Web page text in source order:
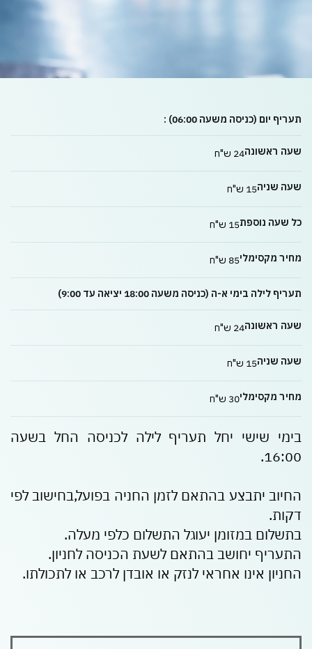
תעריף יום (כניסה משעה 06:00) :
שעה ראשונה24 ש"ח
שעה שניה15 ש"ח
כל שעה נוספת15 ש"ח
מחיר מקסימלי85 ש"ח
תעריף לילה בימי א-ה (כניסה משעה 18:00 יציאה עד 9:00)
שעה ראשונה24 ש"ח
שעה שניה15 ש"ח
מחיר מקסימלי30 ש"ח
בימי שישי יחל תעריף לילה לכניסה החל בשעה
16:00.
החיוב יתבצע בהתאם לזמן החניה בפועל,בחישוב לפי
דקות.
בתשלום במזומן יעוגל התשלום כלפי מעלה.
התעריף יחושב בהתאם לשעת הכניסה לחניון.
החניון אינו אחראי לנזק או אובדן לרכב או לתכולתו.